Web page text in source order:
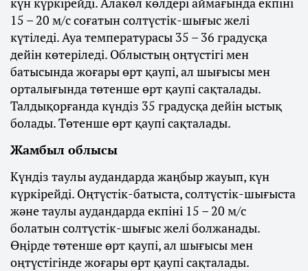
15 – 20 м/с соғатын солтүстік-шығыс желі
күтіледі. Ауа температурасы 35 – 36 градусқа
дейін көтеріледі. Облыстың оңтүстігі мен
батысында жоғары өрт қаупі, ал шығысы мен
орталығында төтенше өрт қаупі сақталады.
Талдықорғанда күндіз 35 градусқа дейін ыстық
болады. Төтенше өрт қаупі сақталады.
Жамбыл облысы
Күндіз таулы аудандарда жаңбыр жауып, күн
күркірейді. Оңтүстік-батыста, солтүстік-шығыста
және таулы аудандарда екпіні 15 – 20 м/с
болатын солтүстік-шығыс желі болжанады.
Өңірде төтенше өрт қаупі, ал шығысы мен
оңтүстігінде жоғары өрт қаупі сақталады.